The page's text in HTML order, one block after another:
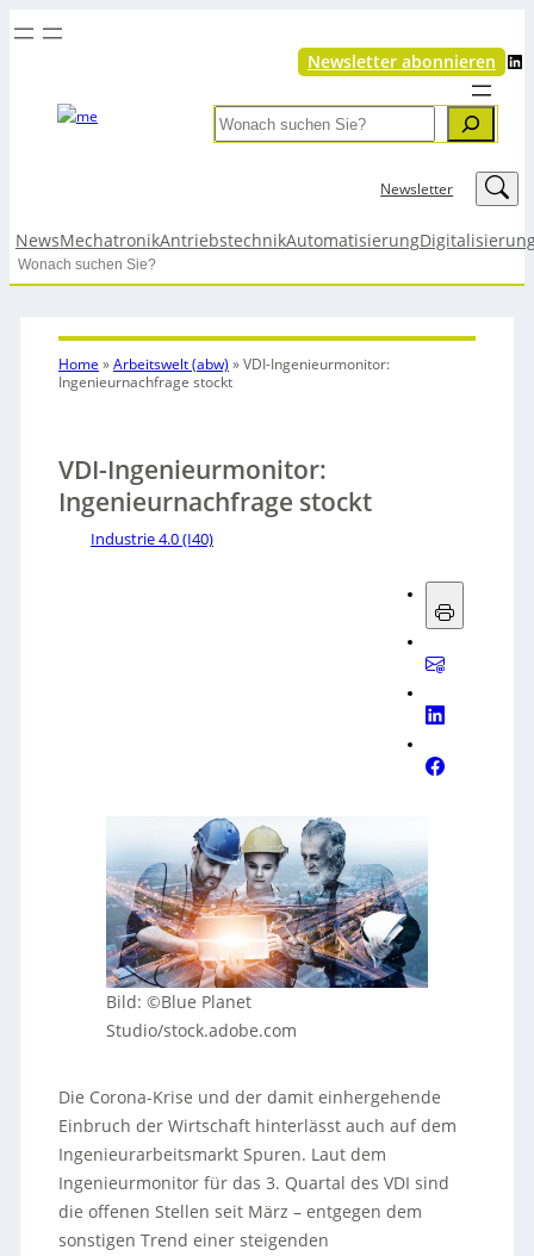
Newsletter abonnieren LinkedIn
Search
Newsletter LinkedIn
NewsMechatronikAntriebstechnikAutomatisierung
Search
Home »Arbeitswelt (abw) »VDI-Ingenieurmonitor:
Ingenieurnachfrage stockt
VDI-Ingenieurmonitor:
Ingenieurnachfrage stockt
Industrie 4.0 (I40)
Bild: ©Blue Planet
Studio/stock.adobe.com
Die Corona-Krise und der damit einhergehende
Einbruch der Wirtschaft hinterlässt auch auf dem
Ingenieurarbeitsmarkt Spuren. Laut dem
Ingenieurmonitor für das 3. Quartal des VDI sind
die offenen Stellen seit März – entgegen dem
sonstigen Trend einer steigenden